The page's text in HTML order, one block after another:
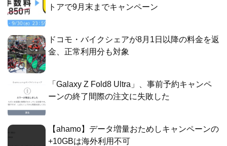
トアで9月末までキャンペーン
ドコモ・バイクシェアが8月1日以降の料金を返
金、正常利用分も対象
「Galaxy Z Fold8 Ultra」、事前予約キャンペ
ーンの終了間際の注文に失敗した
【ahamo】データ増量おためしキャンペーンの
+10GBは海外利用不可